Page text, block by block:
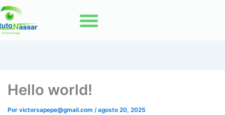
Hello world!
Por victorsapepe@gmail.com /agosto 20, 2025